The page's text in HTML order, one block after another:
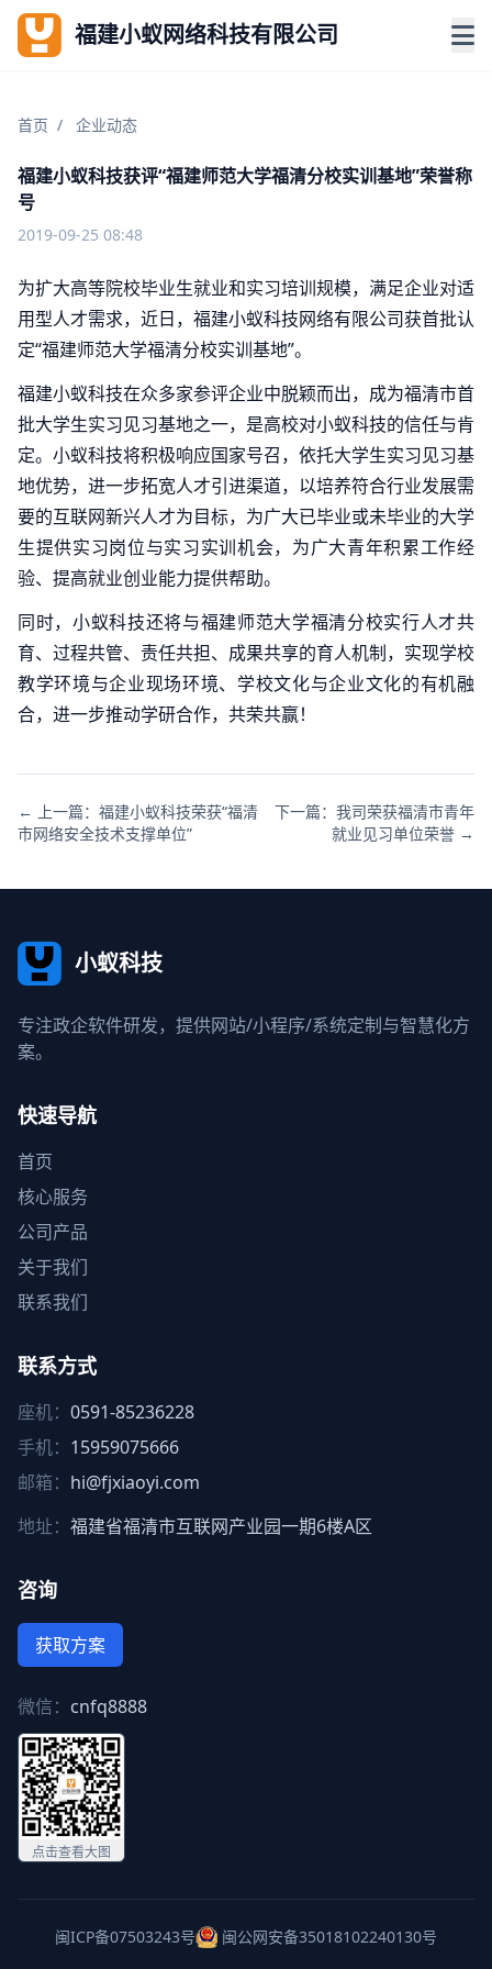
福建小蚁网络科技有限公司
首页 / 企业动态
福建小蚁科技获评“福建师范大学福清分校实训基地”荣誉称
号
2019-09-25 08:48
为扩大高等院校毕业生就业和实习培训规模，满足企业对适
用型人才需求，近日，福建小蚁科技网络有限公司获首批认
定“福建师范大学福清分校实训基地”。
福建小蚁科技在众多家参评企业中脱颖而出，成为福清市首
批大学生实习见习基地之一，是高校对小蚁科技的信任与肯
定。小蚁科技将积极响应国家号召，依托大学生实习见习基
地优势，进一步拓宽人才引进渠道，以培养符合行业发展需
要的互联网新兴人才为目标，为广大已毕业或未毕业的大学
生提供实习岗位与实习实训机会，为广大青年积累工作经
验、提高就业创业能力提供帮助。
同时，小蚁科技还将与福建师范大学福清分校实行人才共
育、过程共管、责任共担、成果共享的育人机制，实现学校
教学环境与企业现场环境、学校文化与企业文化的有机融
合，进一步推动学研合作，共荣共赢！
← 上一篇：福建小蚁科技荣获“福清
市网络安全技术支撑单位”
下一篇：我司荣获福清市青年
就业见习单位荣誉 →
小蚁科技
专注政企软件研发，提供网站/小程序/系统定制与智慧化方
案。
快速导航
首页
核心服务
公司产品
关于我们
联系我们
联系方式
座机： 0591-85236228
手机： 15959075666
邮箱： hi@fjxiaoyi.com
地址： 福建省福清市互联网产业园一期6楼A区
咨询
获取方案
微信： cnfq8888
点击查看大图
闽ICP备07503243号 闽公网安备35018102240130号